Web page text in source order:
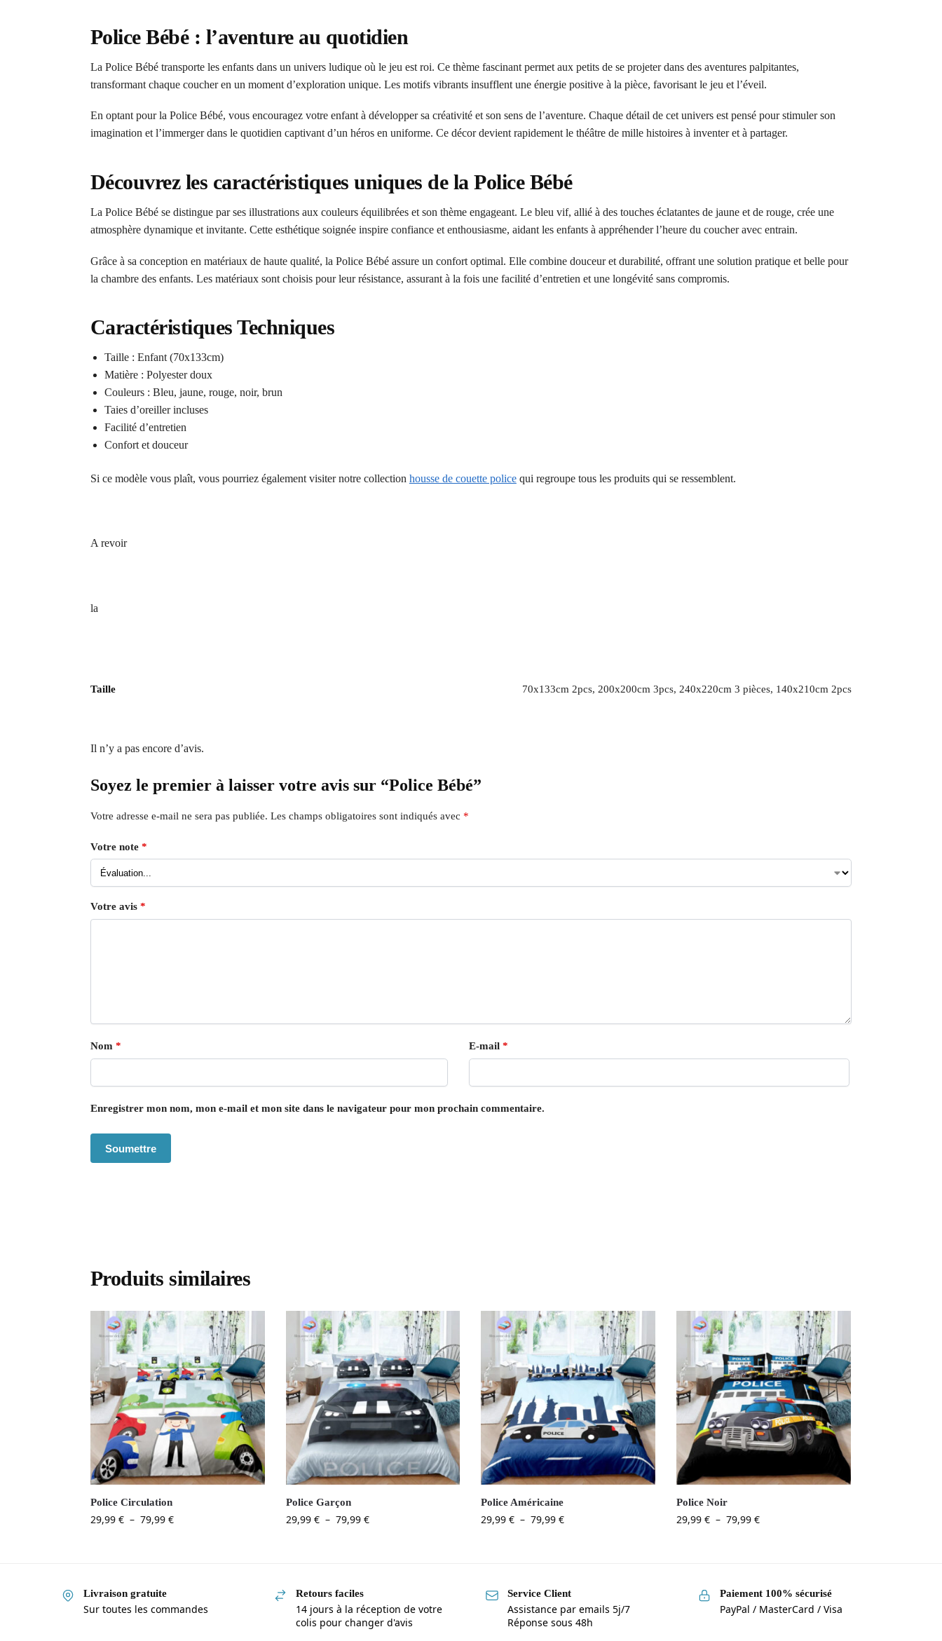
Police Bébé : l’aventure au quotidien
La Police Bébé transporte les enfants dans un univers ludique où le jeu est roi. Ce thème fascinant permet aux petits de se projeter dans des aventures palpitantes,
transformant chaque coucher en un moment d’exploration unique. Les motifs vibrants insufflent une énergie positive à la pièce, favorisant le jeu et l’éveil.
En optant pour la Police Bébé, vous encouragez votre enfant à développer sa créativité et son sens de l’aventure. Chaque détail de cet univers est pensé pour stimuler son
imagination et l’immerger dans le quotidien captivant d’un héros en uniforme. Ce décor devient rapidement le théâtre de mille histoires à inventer et à partager.
Découvrez les caractéristiques uniques de la Police Bébé
La Police Bébé se distingue par ses illustrations aux couleurs équilibrées et son thème engageant. Le bleu vif, allié à des touches éclatantes de jaune et de rouge, crée une
atmosphère dynamique et invitante. Cette esthétique soignée inspire confiance et enthousiasme, aidant les enfants à appréhender l’heure du coucher avec entrain.
Grâce à sa conception en matériaux de haute qualité, la Police Bébé assure un confort optimal. Elle combine douceur et durabilité, offrant une solution pratique et belle pour
la chambre des enfants. Les matériaux sont choisis pour leur résistance, assurant à la fois une facilité d’entretien et une longévité sans compromis.
Caractéristiques Techniques
Taille : Enfant (70x133cm)
Matière : Polyester doux
Couleurs : Bleu, jaune, rouge, noir, brun
Taies d’oreiller incluses
Facilité d’entretien
Confort et douceur
Si ce modèle vous plaît, vous pourriez également visiter notre collection housse de couette policequi regroupe tous les produits qui se ressemblent.
A revoir
la
Taille 70x133cm 2pcs, 200x200cm 3pcs, 240x220cm 3 pièces, 140x210cm 2pcs
Il n’y a pas encore d’avis.
Soyez le premier à laisser votre avis sur “Police Bébé”
Votre adresse e-mail ne sera pas publiée. Les champs obligatoires sont indiqués avec *
Votre note *
Votre avis *
Nom * E-mail *
Enregistrer mon nom, mon e-mail et mon site dans le navigateur pour mon prochain commentaire.
Produits similaires
Police Circulation
29,99 € – 79,99 €
Police Garçon
29,99 € – 79,99 €
Police Américaine
29,99€ – 79,99€
Police Noir
29,99€ – 79,99€
Livraison gratuite
Sur toutes les commandes
Retours faciles
14 jours à la réception de votre
colis pour changer d'avis
Service Client
Assistance par emails 5j/7
Réponse sous 48h
Paiement 100% sécurisé
PayPal / MasterCard / Visa